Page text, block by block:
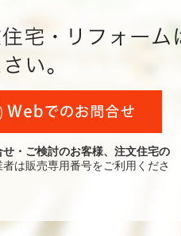
・ご検討のお客様、注文住宅の
は販売専用番号をご利用くださ